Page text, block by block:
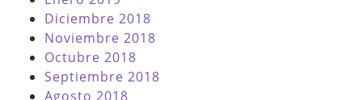
Diciembre 2018
Noviembre 2018
Octubre 2018
Septiembre 2018
Agosto 2018